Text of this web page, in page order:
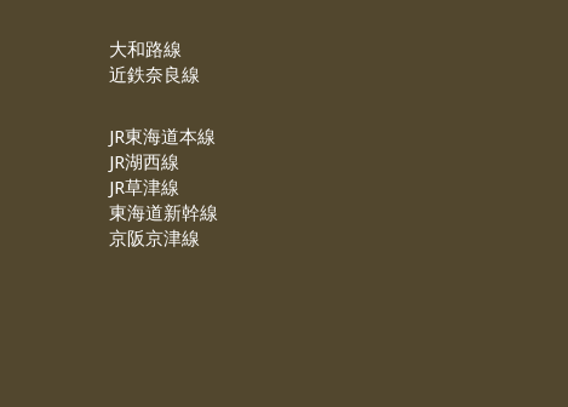
大和路線
近鉄奈良線
JR東海道本線
JR湖西線
JR草津線
東海道新幹線
京阪京津線